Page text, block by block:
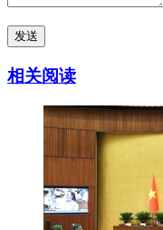
发送
相关阅读